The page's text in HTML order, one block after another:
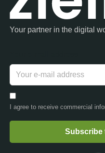
Your partner in the digital
I agree to receive commercial
Subscribe